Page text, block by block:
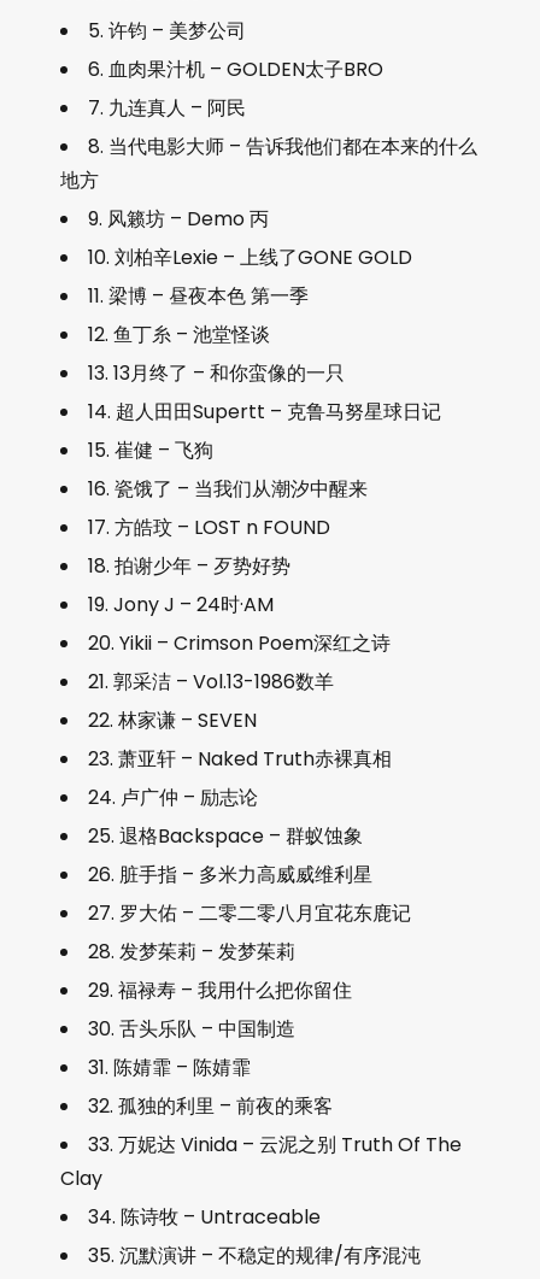
5. 许钧 – 美梦公司
6. 血肉果汁机 – GOLDEN太子BRO
7. 九连真人 – 阿民
8. 当代电影大师 – 告诉我他们都在本来的什么
地方
9. 风籁坊 – Demo 丙
10. 刘柏辛Lexie – 上线了GONE GOLD
11. 梁博 – 昼夜本色 第一季
12. 鱼丁糸 – 池堂怪谈
13. 13月终了 – 和你蛮像的一只
14. 超人田田Supertt – 克鲁马努星球日记
15. 崔健 – 飞狗
16. 瓷饿了 – 当我们从潮汐中醒来
17. 方皓玟 – LOST n FOUND
18. 拍谢少年 – 歹势好势
19. Jony J – 24时·AM
20. Yikii – Crimson Poem深红之诗
21. 郭采洁 – Vol.13-1986数羊
22. 林家谦 – SEVEN
23. 萧亚轩 – Naked Truth赤裸真相
24. 卢广仲 – 励志论
25. 退格Backspace – 群蚁蚀象
26. 脏手指 – 多米力高威威维利星
27. 罗大佑 – 二零二零八月宜花东鹿记
28. 发梦茱莉 – 发梦茱莉
29. 福禄寿 – 我用什么把你留住
30. 舌头乐队 – 中国制造
31. 陈婧霏 – 陈婧霏
32. 孤独的利里 – 前夜的乘客
33. 万妮达 Vinida – 云泥之别 Truth Of The
Clay
34. 陈诗牧 – Untraceable
35. 沉默演讲 – 不稳定的规律/有序混沌